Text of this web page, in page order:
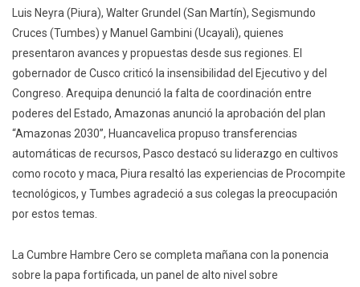
Luis Neyra (Piura), Walter Grundel (San Martín), Segismundo
Cruces (Tumbes) y Manuel Gambini (Ucayali), quienes
presentaron avances y propuestas desde sus regiones. El
gobernador de Cusco criticó la insensibilidad del Ejecutivo y del
Congreso. Arequipa denunció la falta de coordinación entre
poderes del Estado, Amazonas anunció la aprobación del plan
“Amazonas 2030”, Huancavelica propuso transferencias
automáticas de recursos, Pasco destacó su liderazgo en cultivos
como rocoto y maca, Piura resaltó las experiencias de Procompite
tecnológicos, y Tumbes agradeció a sus colegas la preocupación
por estos temas.
La Cumbre Hambre Cero se completa mañana con la ponencia
sobre la papa fortificada, un panel de alto nivel sobre